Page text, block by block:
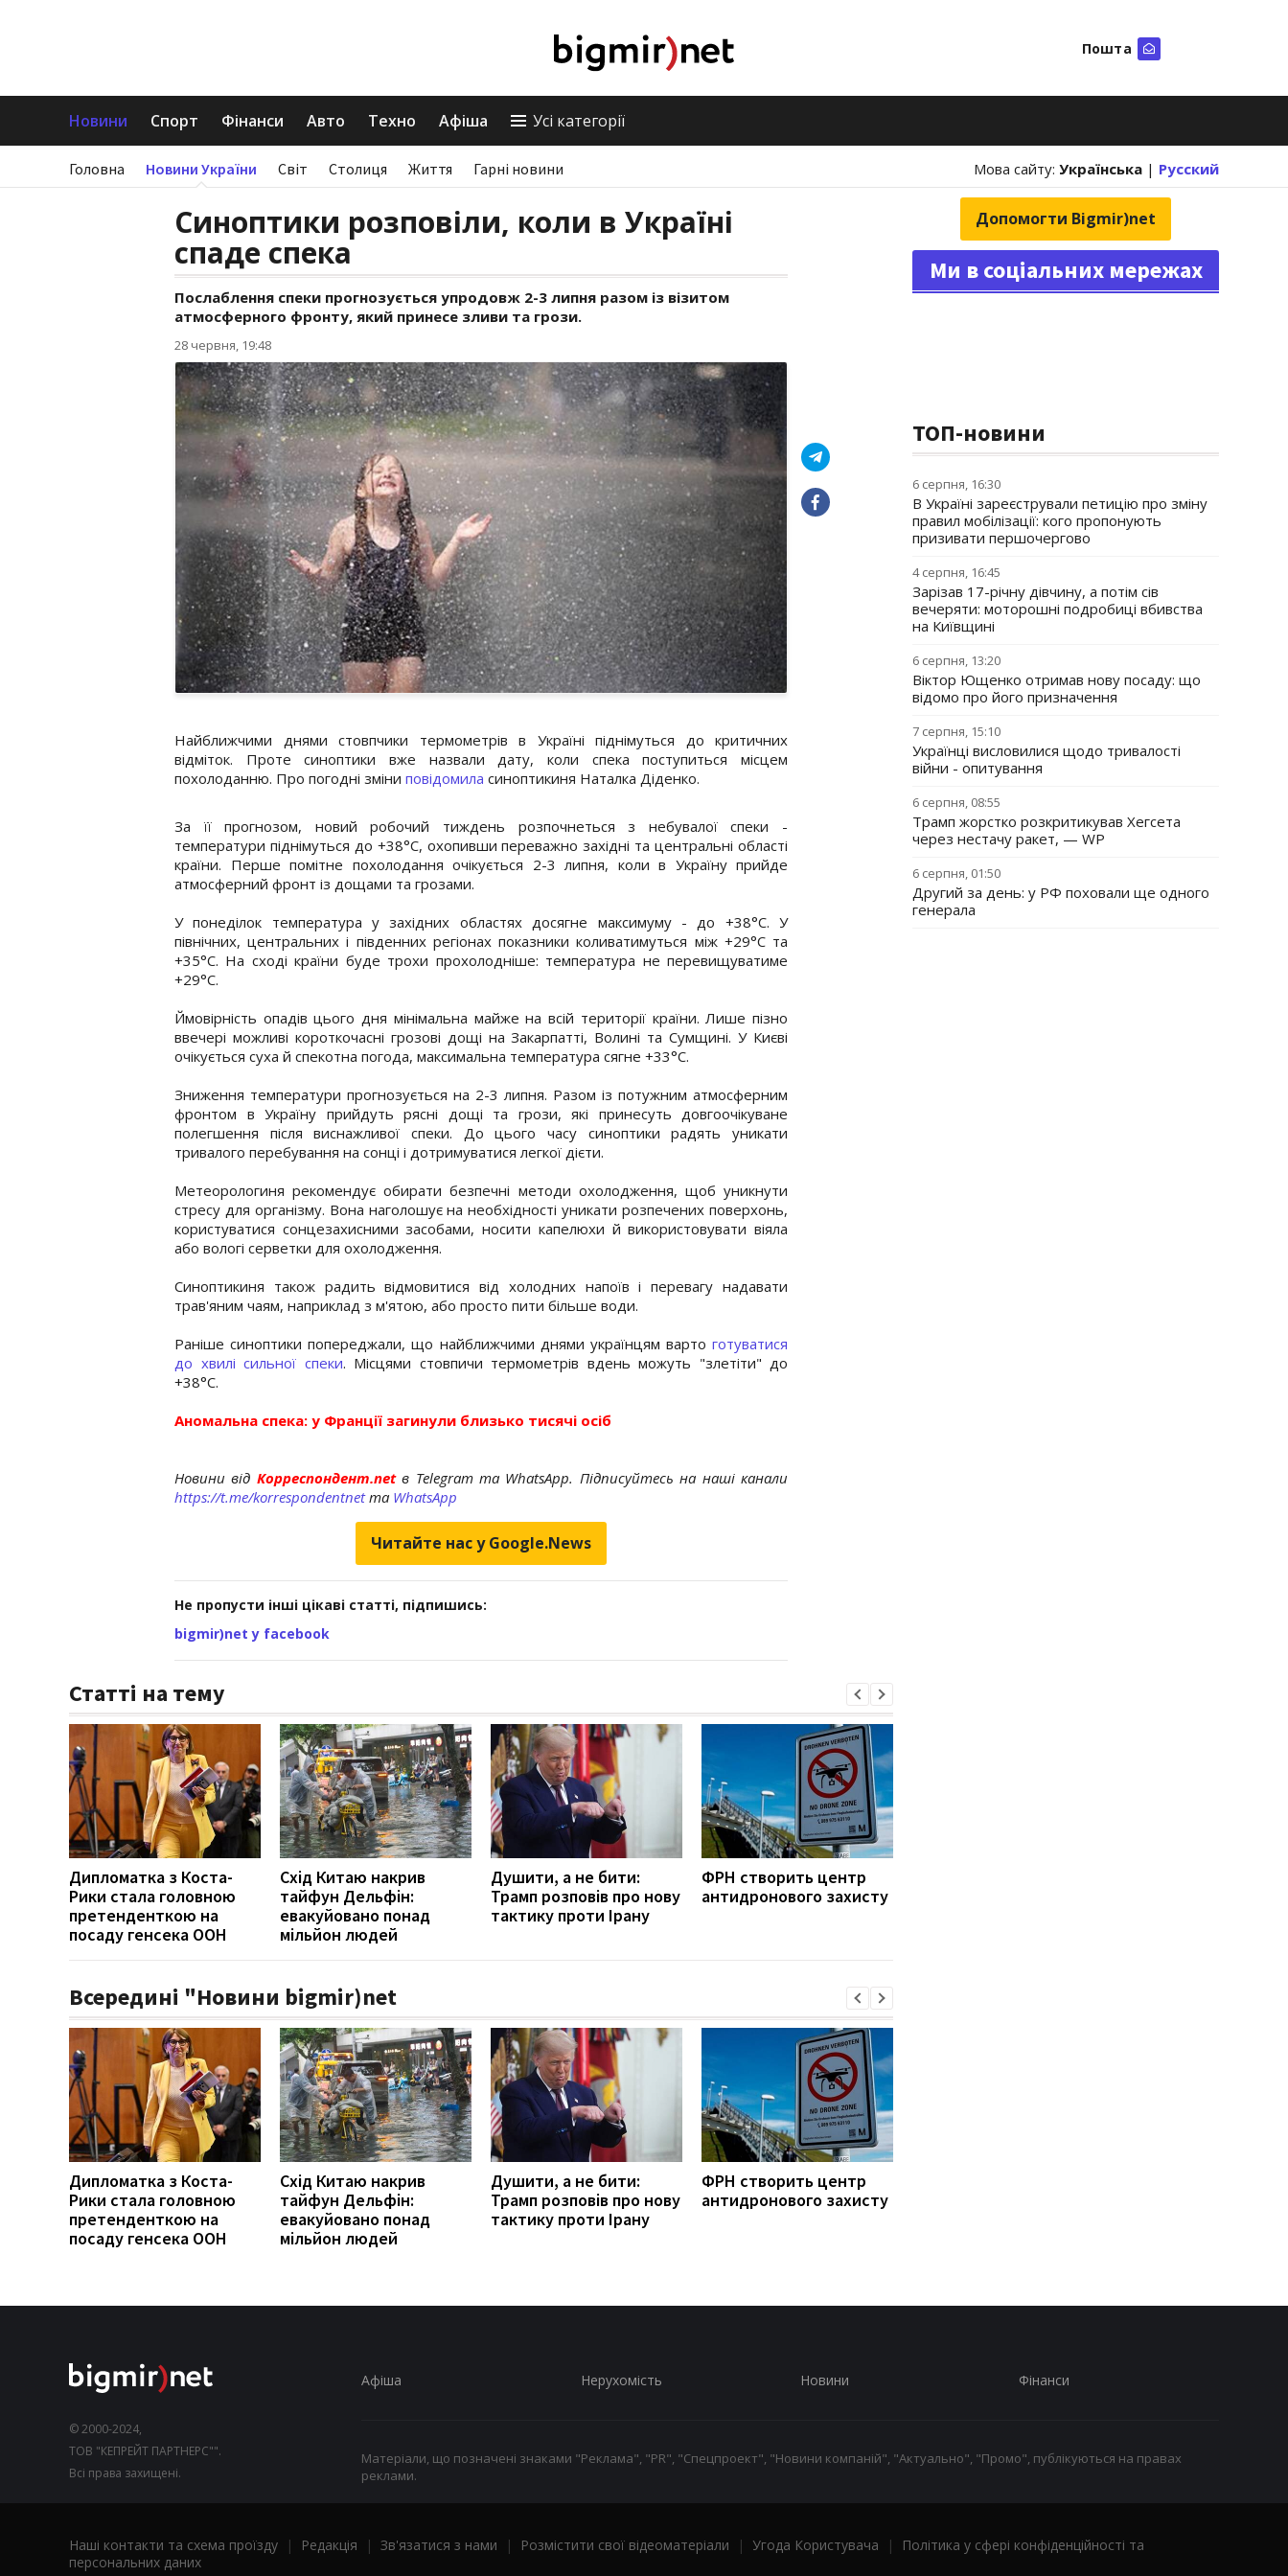
Пошта
Новини Спорт Фінанси Авто Техно Афіша Усі категорії
Головна Новини України Світ Столиця Життя Гарні новини Мова сайту: Українська | Русский
Синоптики розповіли, коли в Україні
спаде спека
Послаблення спеки прогнозується упродовж 2-3 липня разом із візитом
атмосферного фронту, який принесе зливи та грози.
28 червня, 19:48
Найближчими днями стовпчики термометрів в Україні піднімуться до критичних
відміток. Проте синоптики вже назвали дату, коли спека поступиться місцем
похолоданню. Про погодні зміни повідомила синоптикиня Наталка Діденко.
За її прогнозом, новий робочий тиждень розпочнеться з небувалої спеки -
температури піднімуться до +38°C, охопивши переважно західні та центральні області
країни. Перше помітне похолодання очікується 2-3 липня, коли в Україну прийде
атмосферний фронт із дощами та грозами.
У понеділок температура у західних областях досягне максимуму - до +38°C. У
північних, центральних і південних регіонах показники коливатимуться між +29°C та
+35°C. На сході країни буде трохи прохолодніше: температура не перевищуватиме
+29°C.
Ймовірність опадів цього дня мінімальна майже на всій території країни. Лише пізно
ввечері можливі короткочасні грозові дощі на Закарпатті, Волині та Сумщині. У Києві
очікується суха й спекотна погода, максимальна температура сягне +33°C.
Зниження температури прогнозується на 2-3 липня. Разом із потужним атмосферним
фронтом в Україну прийдуть рясні дощі та грози, які принесуть довгоочікуване
полегшення після виснажливої спеки. До цього часу синоптики радять уникати
тривалого перебування на сонці і дотримуватися легкої дієти.
Метеорологиня рекомендує обирати безпечні методи охолодження, щоб уникнути
стресу для організму. Вона наголошує на необхідності уникати розпечених поверхонь,
користуватися сонцезахисними засобами, носити капелюхи й використовувати віяла
або вологі серветки для охолодження.
Синоптикиня також радить відмовитися від холодних напоїв і перевагу надавати
трав'яним чаям, наприклад з м'ятою, або просто пити більше води.
Раніше синоптики попереджали, що найближчими днями українцям варто готуватися
до хвилі сильної спеки. Місцями стовпичи термометрів вдень можуть "злетіти" до
+38°С.
Аномальна спека: у Франції загинули близько тисячі осіб
Новини від Корреспондент.netв Telegram та WhatsApp. Підписуйтесь на наші канали
https://t.me/korrespondentnetта WhatsApp
Читайте нас у Google.News
Не пропусти інші цікаві статті, підпишись:
bigmir)net у facebook
Статті на тему
Дипломатка з Коста-
Рики стала головною
претенденткою на
посаду генсека ООН
Схід Китаю накрив
тайфун Дельфін:
евакуйовано понад
мільйон людей
Душити, а не бити:
Трамп розповів про нову
тактику проти Ірану
ФРН створить центр
антидронового захисту
Всередині "Новини bigmir)net
Дипломатка з Коста-
Рики стала головною
претенденткою на
посаду генсека ООН
Схід Китаю накрив
тайфун Дельфін:
евакуйовано понад
мільйон людей
Душити, а не бити:
Трамп розповів про нову
тактику проти Ірану
ФРН створить центр
антидронового захисту
Допомогти Bigmir)net
Ми в соціальних мережах
ТОП-новини
6 серпня, 16:30
В Україні зареєстрували петицію про зміну
правил мобілізації: кого пропонують
призивати першочергово
4 серпня, 16:45
Зарізав 17-річну дівчину, а потім сів
вечеряти: моторошні подробиці вбивства
на Київщині
6 серпня, 13:20
Віктор Ющенко отримав нову посаду: що
відомо про його призначення
7 серпня, 15:10
Українці висловилися щодо тривалості
війни - опитування
6 серпня, 08:55
Трамп жорстко розкритикував Хегсета
через нестачу ракет, — WP
6 серпня, 01:50
Другий за день: у РФ поховали ще одного
генерала
© 2000-2024,
ТОВ "КЕПРЕЙТ ПАРТНЕРС"".
Всі права захищені.
Афіша Нерухомість Новини Фінанси
Матеріали, що позначені знаками "Реклама", "PR", "Спецпроект", "Новини компаній", "Актуально", "Промо", публікуються на правах
реклами.
Наші контакти та схема проїзду | Редакція | Зв'язатися з нами | Розмістити свої відеоматеріали | Угода Користувача |
Політика у сфері конфіденційності та
персональних даних